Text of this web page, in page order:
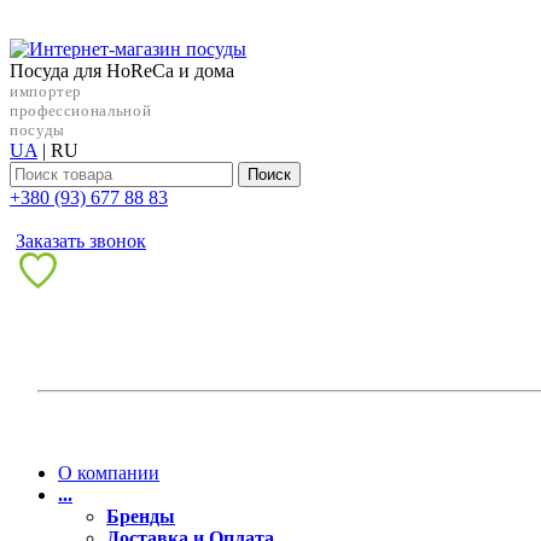
Посуда для HoReCa и дома
импортер
профессиональной
посуды
UA | RU
Поиск
+38‎0 (93) 677 88 83
Заказать звонок
О компании
...
Бренды